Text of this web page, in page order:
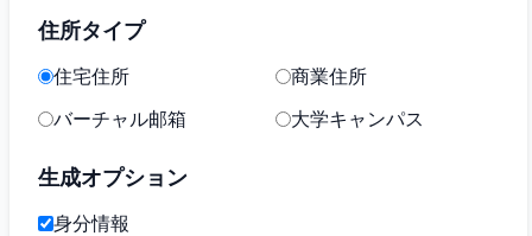
住所タイプ
住宅住所
商業住所
バーチャル邮箱
大学キャンパス
生成オプション
身分情報